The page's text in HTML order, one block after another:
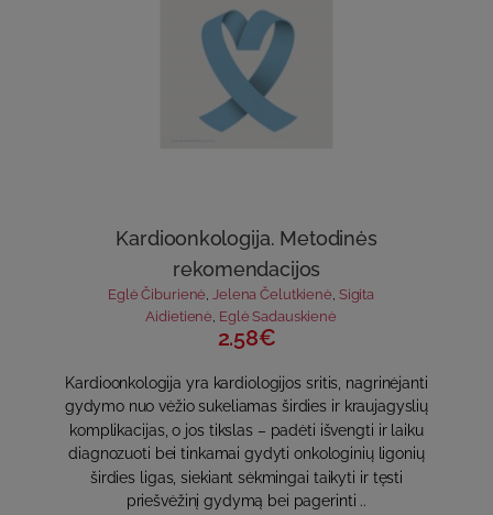
Kardioonkologija. Metodinės
rekomendacijos
Eglė Čiburienė,Jelena Čelutkienė, Sigita
Aidietienė Eglė Sadauskienė
2.58€
Kardioonkologija yra kardiologijos sritis, nagrinėjanti
gydymo nuo vėžio sukeliamas širdies ir kraujagyslių
komplikacijas, o jos tikslas – padėti išvengti ir laiku
diagnozuoti bei tinkamai gydyti onkologinių ligonių
širdies ligas, siekiant sėkmingai taikyti ir tęsti
priešvėžinį gydymą bei pagerinti ..